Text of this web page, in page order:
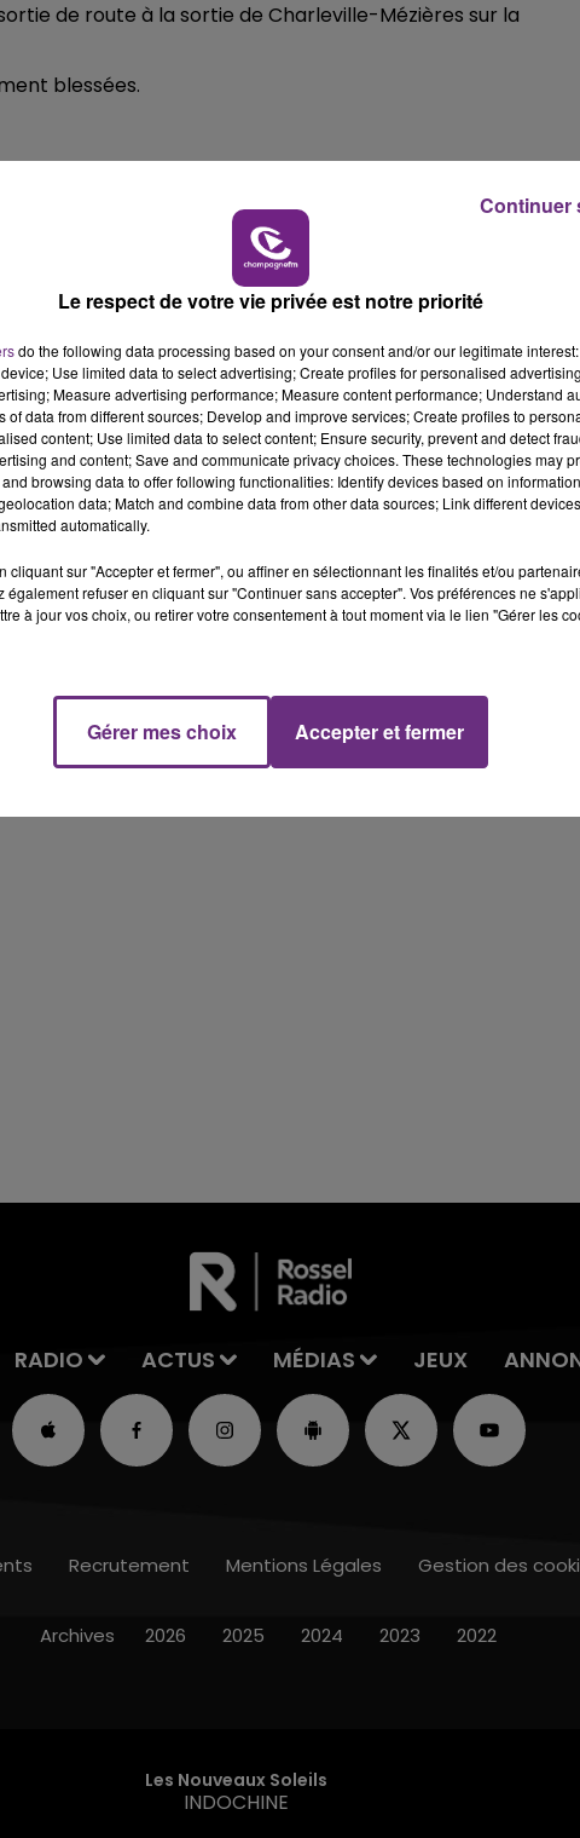
16h00 - 20h00
LE WEEK-END CHAMPAGNE FM
de route à la sortie de Charleville-Mézières sur la
blessées.
LE MAGASIN JOUÉCLUB DE REIMS FERME
SES PORTES
C'était l'une des institutions du centre-ville
fermer ses portes.
7h00 - 11h00
RADIO ACTUS MÉDIAS JEUX
Les Nouveaux Soleils
INDOCHINE
Recrutement Mentions Légales Gestion des
Archives 2026 2025 2024 2023 2022
Le respect de votre vie privée est notre priorité
do the following data processing based on your consent and/or our legitimate
Use limited data to select advertising; Create profiles for personalised
Measure advertising performance; Measure content performance; Understand
of data from different sources; Develop and improve services; Create profiles to
content; Use limited data to select content; Ensure security, prevent and detect
and content; Save and communicate privacy choices. These technologies may
browsing data to offer following functionalities: Identify devices based on
data; Match and combine data from other data sources; Link different
automatically.
cliquant sur "Accepter et fermer", ou affiner en sélectionnant les finalités et/ou
également refuser en cliquant sur "Continuer sans accepter". Vos préférences ne
à jour vos choix, ou retirer votre consentement à tout moment via le lien "Gérer les
Gérer mes choix Accepter et fermer
Continuer